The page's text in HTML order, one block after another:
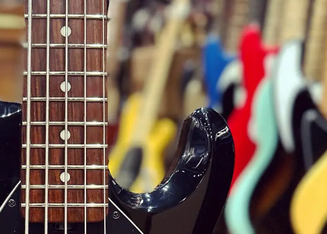
Sandberg
Squier
Affinity
Serie Mini
Classic Vibe Jazz Bass
Classic Vibe Precision
Classic Vibe Jaguar
Classic Vibe Mustang
Classic Vibe Telecaster
Paranormal
Sterling by Music Man
Série Stingray Short Scale
Serie Stingray Ray2 Intro Series
Serie Stingray Ray4/5
Serie Stingray Ray24/25
Sigma
Takamine
BASSES UKULÉLÉS
Cordoba
Fender
Kala
Ortega